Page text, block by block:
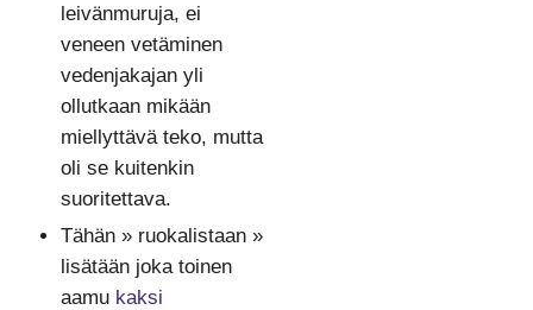
leivänmuruja, ei
veneen vetäminen
vedenjakajan yli
ollutkaan mikään
miellyttävä teko, mutta
oli se kuitenkin
suoritettava.
Tähän » ruokalistaan »
lisätään joka toinen
aamu kaksi